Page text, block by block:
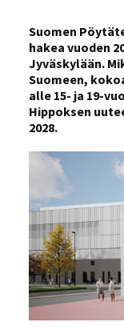
Suomen
hakea vuoden
Jyväskylään.
Suomeen,
alle 15- ja 19-
Hippoksen
2028.